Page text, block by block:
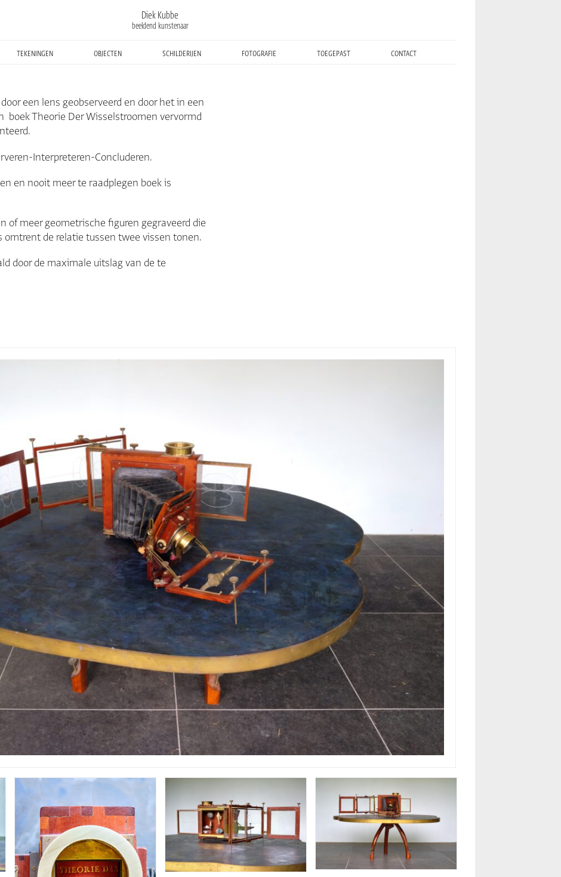
Diek Kubbe
beeldend kunstenaar
tekeningen objecten schilderijen fotografie toegepast
contact
een lens geobserveerd en door het in een
Theorie Der Wisselstroomen vervormd
Interpreteren-Concluderen.
en nooit meer te raadplegen boek is
of meer geometrische figuren gegraveerd die
de relatie tussen twee vissen tonen.
door de maximale uitslag van de te